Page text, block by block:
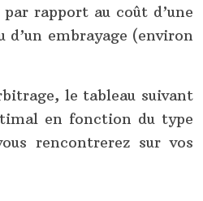
rapport au coût d’une
embrayage (environ
le tableau suivant
en fonction du type
rencontrerez sur vos